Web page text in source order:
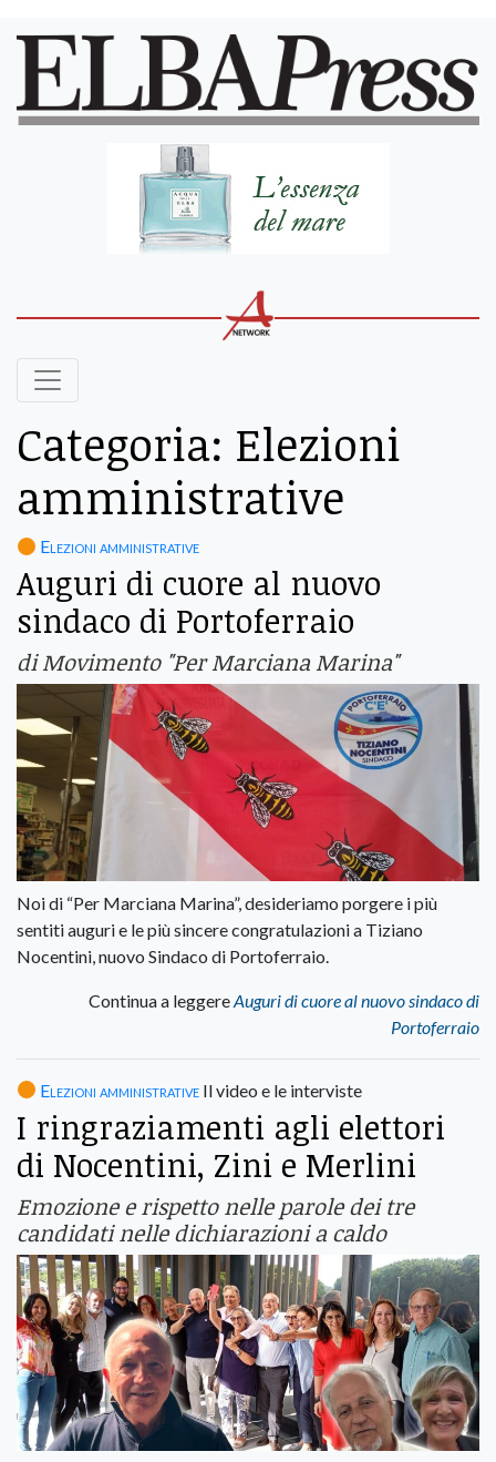
Categoria: Elezioni
amministrative
Elezioni amministrative
Auguri di cuore al nuovo
sindaco di Portoferraio
di Movimento "Per Marciana Marina"
Noi di “Per Marciana Marina”, desideriamo porgere i più
sentiti auguri e le più sincere congratulazioni a Tiziano
Nocentini, nuovo Sindaco di Portoferraio.
Continua a leggereAuguri di cuore al nuovo sindaco di
Portoferraio
Elezioni amministrative Il video e le interviste
I ringraziamenti agli elettori
di Nocentini, Zini e Merlini
Emozione e rispetto nelle parole dei tre
candidati nelle dichiarazioni a caldo